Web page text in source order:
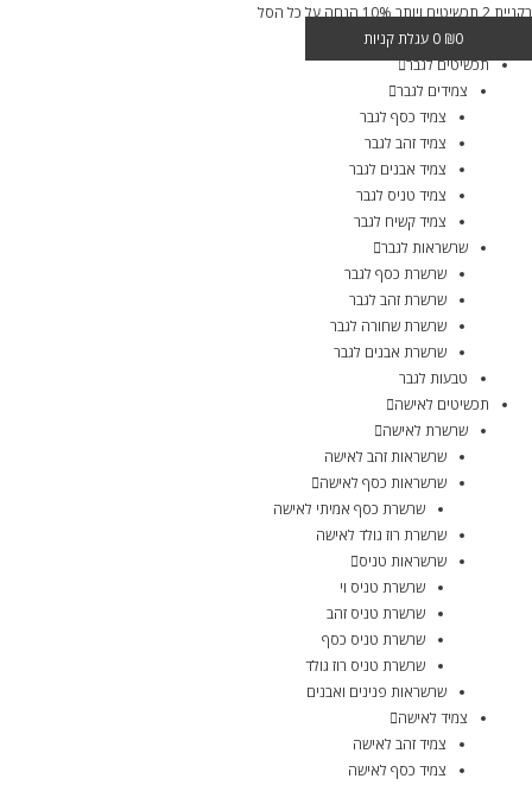
בקניית 2 תכשיטים ויותר 10% הנחה על כל הסל
₪0
0 עגלת קניות
תכשיטים לגבר
צמידים לגבר
צמיד כסף לגבר
צמיד זהב לגבר
צמיד אבנים לגבר
צמיד טניס לגבר
צמיד קשיח לגבר
שרשראות לגבר
שרשרת כסף לגבר
שרשרת זהב לגבר
שרשרת שחורה לגבר
שרשרת אבנים לגבר
טבעות לגבר
תכשיטים לאישה
שרשרת לאישה
שרשראות זהב לאישה
שרשראות כסף לאישה
שרשרת כסף אמיתי לאישה
שרשרת רוז גולד לאישה
שרשראות טניס
שרשרת טניס וי
שרשרת טניס זהב
שרשרת טניס כסף
שרשרת טניס רוז גולד
שרשראות פנינים ואבנים
צמיד לאישה
צמיד זהב לאישה
צמיד כסף לאישה